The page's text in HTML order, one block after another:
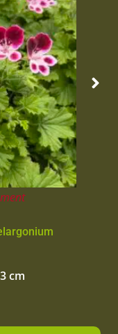
cm